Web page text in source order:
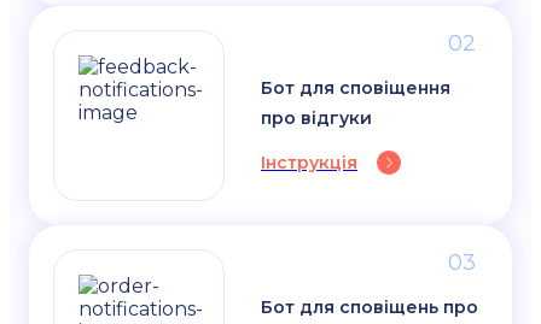
02
Бот для сповіщення
про відгуки
Інструкція
03
Бот для сповіщень про